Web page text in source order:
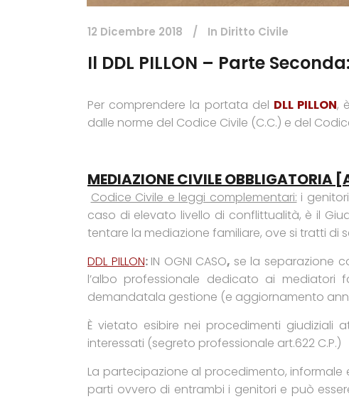
12 Dicembre 2018 In Diritto Civile
Il DDL PILLON – Parte
Per comprendere la portata del DLL PILLON,
dalle norme del Codice Civile (C.C.) e del
MEDIAZIONE CIVILE
Codice Civile e leggi complementari: i
caso di elevato livello di conflittualità, è il
tentare la mediazione familiare, ove si tratti di
DDL PILLON: IN OGNI CASO, se la separazione
l’albo professionale dedicato ai mediatori
demandatala gestione (e aggiornamento
È vietato esibire nei procedimenti
interessati (segreto professionale art.622 C.P.)
La partecipazione al procedimento,
parti ovvero di entrambi i genitori e può